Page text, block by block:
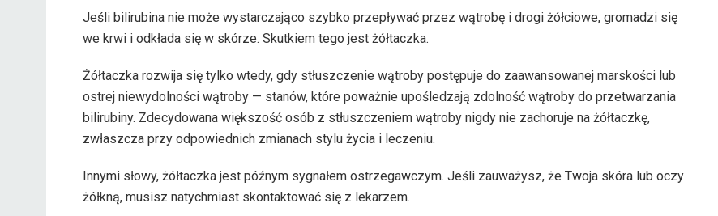
Jeśli bilirubina nie może wystarczająco szybko przepływać przez wątrobę i drogi żółciowe, gromadzi się
we krwi i odkłada się w skórze. Skutkiem tego jest żółtaczka.
Żółtaczka rozwija się tylko wtedy, gdy stłuszczenie wątroby postępuje do zaawansowanej marskości lub
ostrej niewydolności wątroby — stanów, które poważnie upośledzają zdolność wątroby do przetwarzania
bilirubiny. Zdecydowana większość osób z stłuszczeniem wątroby nigdy nie zachoruje na żółtaczkę,
zwłaszcza przy odpowiednich zmianach stylu życia i leczeniu.
Innymi słowy, żółtaczka jest późnym sygnałem ostrzegawczym. Jeśli zauważysz, że Twoja skóra lub oczy
żółkną, musisz natychmiast skontaktować się z lekarzem.